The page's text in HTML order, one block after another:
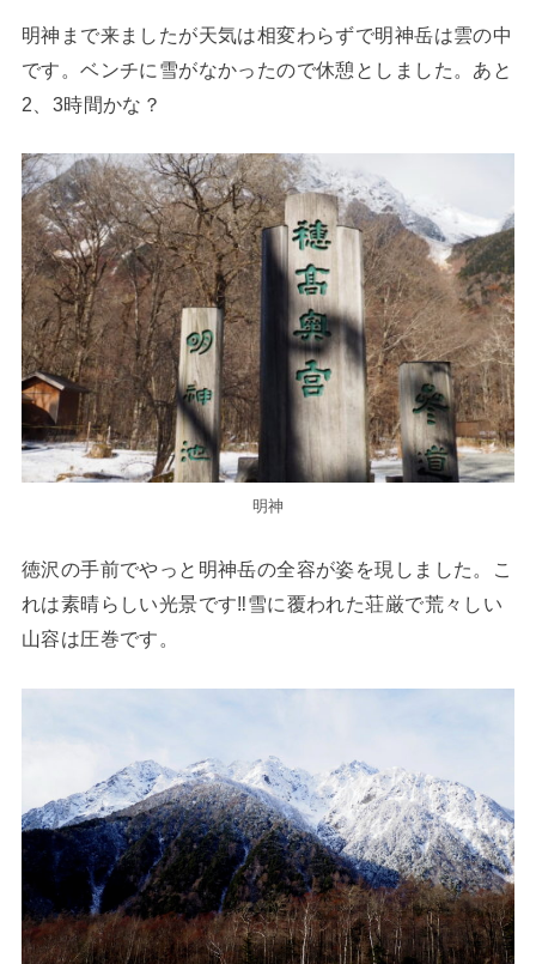
明神まで来ましたが天気は相変わらずで明神岳は雲の中
です。ベンチに雪がなかったので休憩としました。あと
2、3時間かな？
明神
徳沢の手前でやっと明神岳の全容が姿を現しました。こ
れは素晴らしい光景です‼雪に覆われた荘厳で荒々しい
山容は圧巻です。